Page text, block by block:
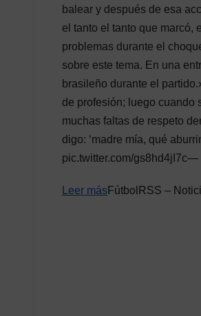
balear y después de esa
el tanto el tanto que marcó,
problemas durante el
sobre este tema. En una
brasileño durante el
de profesión; luego cuando
muchas faltas de respeto
digo: ‘madre mía, qué
pic.twitter.com/gs8hd4jI7c—
Leer másFútbolRSS –